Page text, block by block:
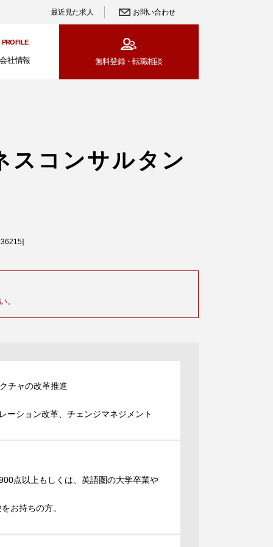
最近見た求人 お問い合わせ
PROFILE
会社情報 無料登録・転職相談
スコンサルタン
。
チャの改革推進
ーション改革、チェンジマネジメント
点以上もしくは、英語圏の大学卒業や
お持ちの方。